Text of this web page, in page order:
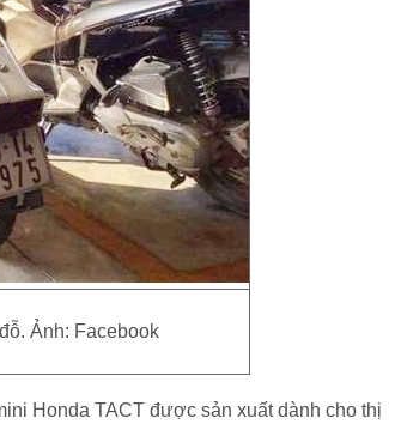
Ảnh: Facebook
Honda TACT được sản xuất dành cho thị